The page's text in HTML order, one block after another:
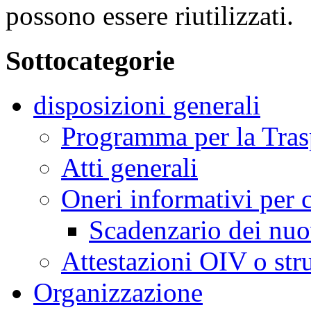
possono essere riutilizzati.
Sottocategorie
disposizioni generali
Programma per la
Atti generali
Oneri informativi per
Scadenzario dei
Attestazioni OIV o
Organizzazione